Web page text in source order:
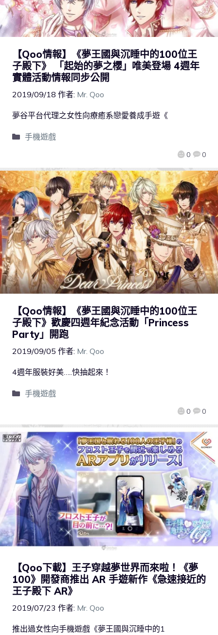
【Qoo情報】《夢王國與沉睡中的100位王
子殿下》 「起始的夢之櫻」唯美登場 4週年
實體活動情報同步公開
2019/09/18 作者: Mr. Qoo
0 0
夢谷平台代理之女性向療癒系戀愛養成手遊《
手機遊戲
【Qoo情報】《夢王國與沉睡中的100位王
子殿下》歡慶四週年紀念活動「Princess
Party」開跑
2019/09/05 作者: Mr. Qoo
0 0
4週年服裝好美…..快抽起來！
手機遊戲
【Qoo下載】王子穿越夢世界而來啦！《夢
100》開發商推出 AR 手遊新作《急速接近的
王子殿下 AR》
2019/07/23 作者: Mr. Qoo
推出過女性向手機遊戲《夢王國與沉睡中的1